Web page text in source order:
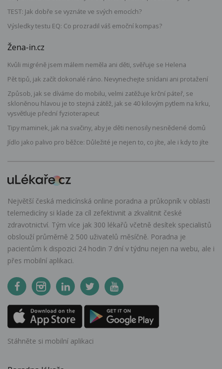
TEST: Jak dobře se vyznáte ve svých emocích?
Výsledky testu EQ: Co prozradil váš emoční kompas?
Žena-in.cz
Kvůli migréně jsem málem neměla ani děti, svěřuje se Helena
Pět tipů, jak začít dokonalé ráno. Nevynechejte snídani ani protažení
Způsob, jak se díváme do mobilu, velmi zatěžuje krční páteř, se
skloněnou hlavou je to stejná zátěž, jak se 40 kilovým pytlem na krku,
vysvětluje přední fyzioterapeut
Tipy maminek, jak na svačiny, aby je děti nenosily nesnědené domů
Jídlo jako palivo pro běžce: Důležité je nejen to, co jíte, ale i kdy to jíte
Největší česká medicínská online poradna a průkopník v oblasti
telemedicíny si klade za cíl zefektivnit a zkvalitnit české
zdravotnictví. Tým více jak 300 lékařů včetně desítek specialistů
obslouží průměrně 2 500 uživatelů měsíčně. Poradna je
pacientům k dispozici 24 hodin 7 dní v týdnu nejen na webu, ale i
přes mobilní aplikaci.
Stáhněte si mobilní aplikaci